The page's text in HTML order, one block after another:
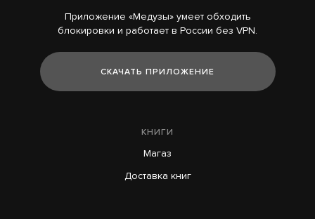
Приложение «Медузы» умеет обходить
блокировки и работает в России без VPN.
СКАЧАТЬ ПРИЛОЖЕНИЕ
КНИГИ
Магаз
Доставка книг